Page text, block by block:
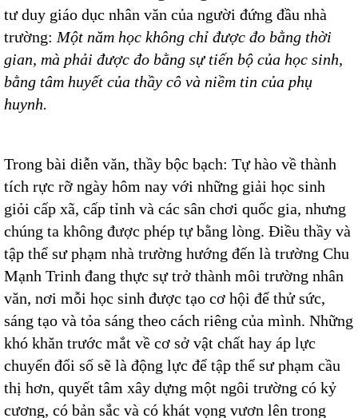
tư duy giáo dục nhân văn của người đứng đầu nhà
trường: Một năm học không chỉ được đo bằng thời
gian, mà phải được đo bằng sự tiến bộ của học sinh,
bằng tâm huyết của thầy cô và niềm tin của phụ
huynh.
Trong bài diễn văn, thầy bộc bạch: Tự hào về thành
tích rực rỡ ngày hôm nay với những giải học sinh
giỏi cấp xã, cấp tỉnh và các sân chơi quốc gia, nhưng
chúng ta không được phép tự bằng lòng. Điều thầy và
tập thể sư phạm nhà trường hướng đến là trường Chu
Mạnh Trinh đang thực sự trở thành môi trường nhân
văn, nơi mỗi học sinh được tạo cơ hội để thử sức,
sáng tạo và tỏa sáng theo cách riêng của mình. Những
khó khăn trước mắt về cơ sở vật chất hay áp lực
chuyển đổi số sẽ là động lực để tập thể sư phạm cầu
thị hơn, quyết tâm xây dựng một ngôi trường có kỷ
cương, có bản sắc và có khát vọng vươn lên trong